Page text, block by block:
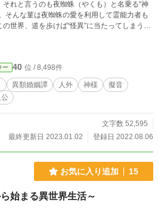
れと言うのも夜蜘蛛（やくも）と名乗る“神
そんな菫は夜蜘蛛の愛を利用して霊能力者も
世界、道を歩けば“怪異”に当たってしまうく
がエッチしたりしなかったりしつつ、“怪
オカルトエロストーリー。 ※色々と習作。主
遭う話。エロ含めて基本全体的に馬鹿馬鹿し
ほど強くないです。 ※現在エピソード3まで掲
ー 40 位 / 8,498件
異類婚姻譚 人外 神様
擬音
文字数 52,595
最終更新日 2023.01.02
登録日 2022.08.06
お気に入り追加 15
始まる異世界生活～